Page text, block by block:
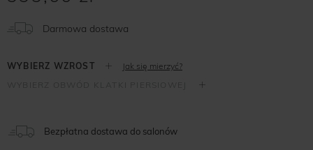
Darmowa dostawa
Jak się mierzyć?
Bezpłatna dostawa do salonów